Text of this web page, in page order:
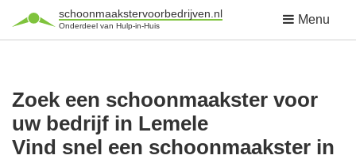
schoonmaakstervoorbedrijven.nl
Onderdeel van Hulp-in-Huis Menu
Zoek een schoonmaakster voor
uw bedrijf in Lemele
Vind snel een schoonmaakster in